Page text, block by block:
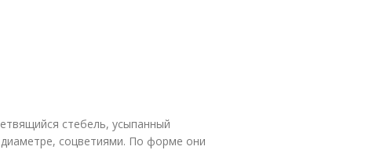
стебель, усыпанный
соцветиями. По форме они